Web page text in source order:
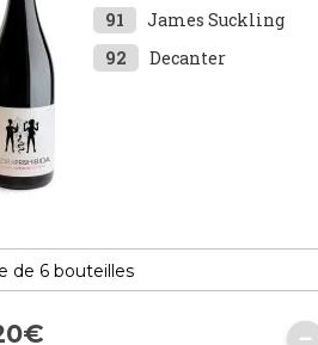
91
James Suckling
92
Decanter
€